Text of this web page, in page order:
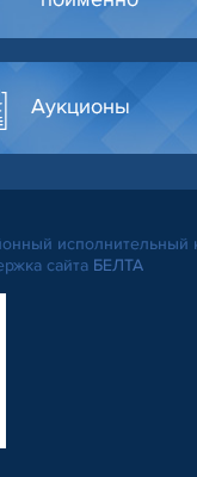
Аукционы
исполнительный
сайта БЕЛТА